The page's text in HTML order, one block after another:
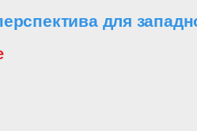
для